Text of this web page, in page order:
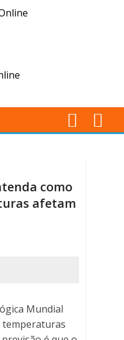
como
afetam
Mundial
temperaturas